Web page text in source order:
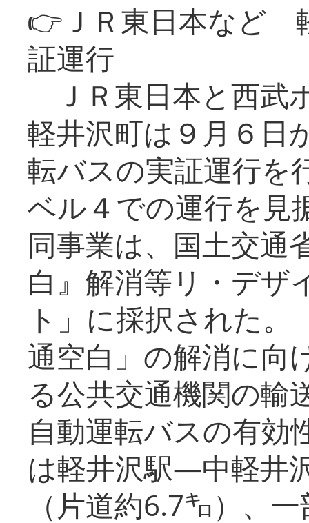
👉ＪＲ東日本など
証運行
ＪＲ東日本と西武
軽井沢町は９月６日
転バスの実証運行を
ベル４での運行を見
同事業は、国土交通
白』解消等リ・デザ
ト」に採択された
通空白」の解消に向
る公共交通機関の輸
自動運転バスの有効
は軽井沢駅―中軽井
（片道約6.7㌔）、